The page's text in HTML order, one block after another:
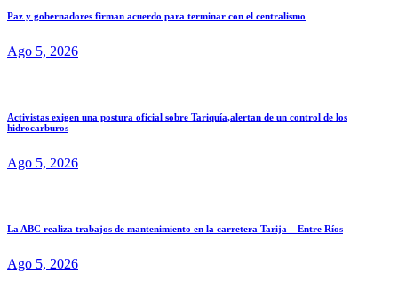
Paz y gobernadores firman acuerdo para terminar con el centralismo
Ago 5, 2026
Activistas exigen una postura oficial sobre Tariquía,alertan de un control de los
hidrocarburos
Ago 5, 2026
La ABC realiza trabajos de mantenimiento en la carretera Tarija – Entre Ríos
Ago 5, 2026